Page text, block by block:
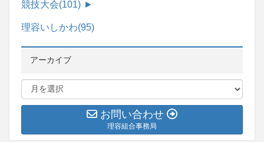
競技大会(101) ►
理容いしかわ(95)
アーカイブ
お問い合わせ
理容組合事務局